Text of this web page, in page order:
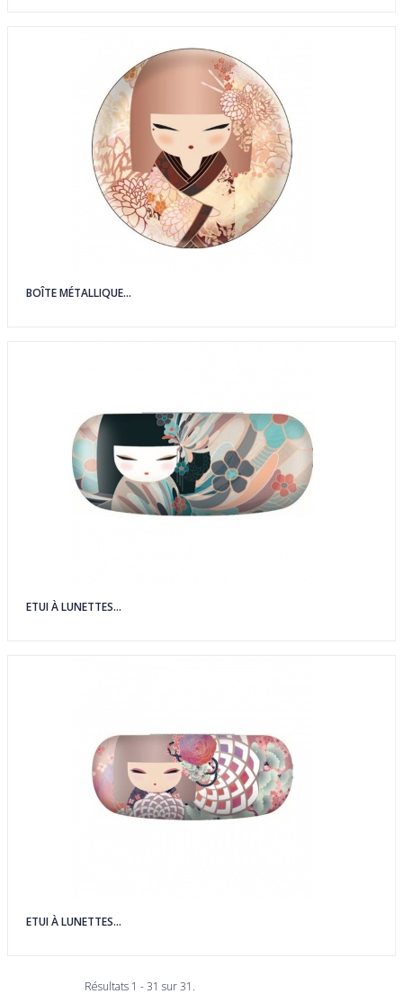
BOÎTE MÉTALLIQUE...
ETUI À LUNETTES...
ETUI À LUNETTES...
Résultats 1 - 31 sur 31.